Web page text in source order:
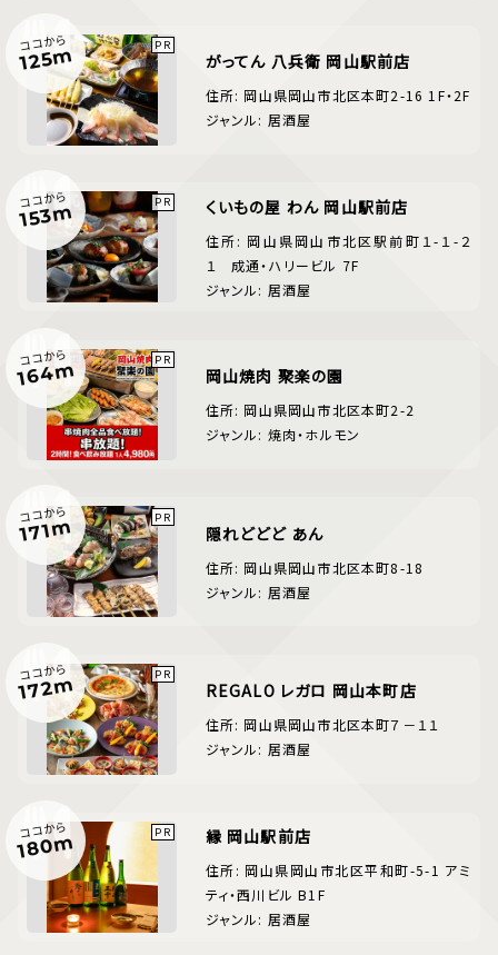
ココから
125m がってん 八兵衛 岡山駅前店
住所: 岡山県岡山市北区本町2-16 1F・2F
ジャンル: 居酒屋
ココから
153m くいもの屋 わん 岡山駅前店
住所: 岡山県岡山市北区駅前町１-１-２
１ 成通・ハリービル 7F
ジャンル: 居酒屋
ココから
164m 岡山焼肉 聚楽の園
住所: 岡山県岡山市北区本町2-2
ジャンル: 焼肉・ホルモン
ココから
171m 隠れどどど あん
住所: 岡山県岡山市北区本町8-18
ジャンル: 居酒屋
ココから
172m REGALO レガロ 岡山本町店
住所: 岡山県岡山市北区本町７－１１
ジャンル: 居酒屋
ココから
180m 縁 岡山駅前店
住所: 岡山県岡山市北区平和町-5-1 アミ
ティ・西川ビル B1F
ジャンル: 居酒屋